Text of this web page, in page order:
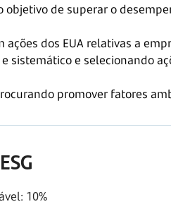
de superar o
dos EUA relativas a
sistemático e selecionando
promover fatores
10%